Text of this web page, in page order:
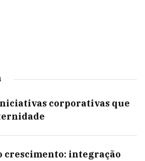
corporativas que
crescimento: integração